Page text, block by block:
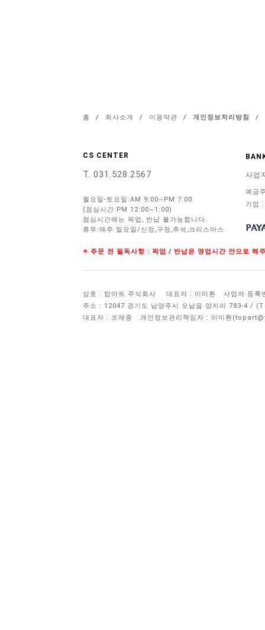
홈 / 회사소개 / 이용약관 / 개인정보처리방침 /
CS CENTER
T. 031.528.2567
월요일-토요일:AM 9:00~PM 7:00
(점심시간:PM 12:00~1:00)
점심시간에는 픽업, 반납 불가능합니다.
휴무:매주 일요일/신정,구정,추석,크리스마스
사업
예금
기업
※ 주문 전 필독사항 : 픽업 / 반납은 영업시간 안으로 해
상호 : 탑아트 주식회사 대표자 : 이미환
사업자 등록
주소 : 12047 경기도 남양주시 오남읍 양지리 783-4 /
대표자 : 조재중
개인정보관리책임자 : 이미환